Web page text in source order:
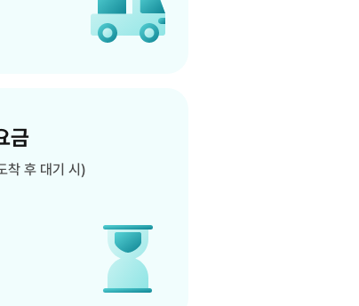
금
착 후 대기 시)